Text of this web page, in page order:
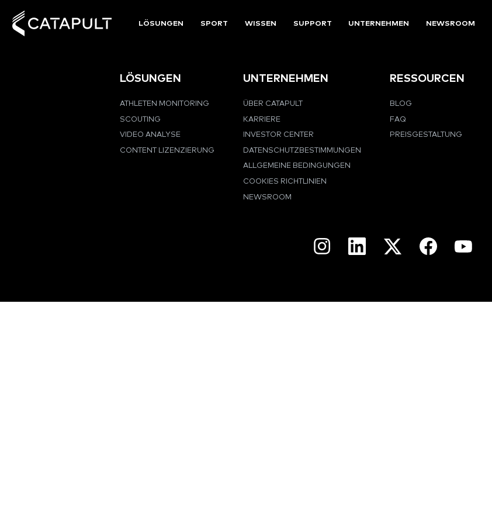
LÖSUNGEN SPORT WISSEN SUPPORT UNTERNEHMEN NEWSROOM
LÖSUNGEN
ATHLETEN MONITORING
SCOUTING
VIDEO ANALYSE
CONTENT LIZENZIERUNG
UNTERNEHMEN
ÜBER CATAPULT
KARRIERE
INVESTOR CENTER
DATENSCHUTZBESTIMMUNGEN
ALLGEMEINE BEDINGUNGEN
COOKIES RICHTLINIEN
NEWSROOM
RESSOURCEN
BLOG
FAQ
PREISGESTALTUNG